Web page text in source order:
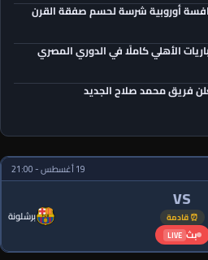
أوروبية شرسة لحسم صفقة القرن
الأهلي كاملًا في الدوري المصري
فريق محمد صلاح الجديد
19 أغسطس - 21:00
VS
⏰ قادمة
بث LIVE
برشلونة